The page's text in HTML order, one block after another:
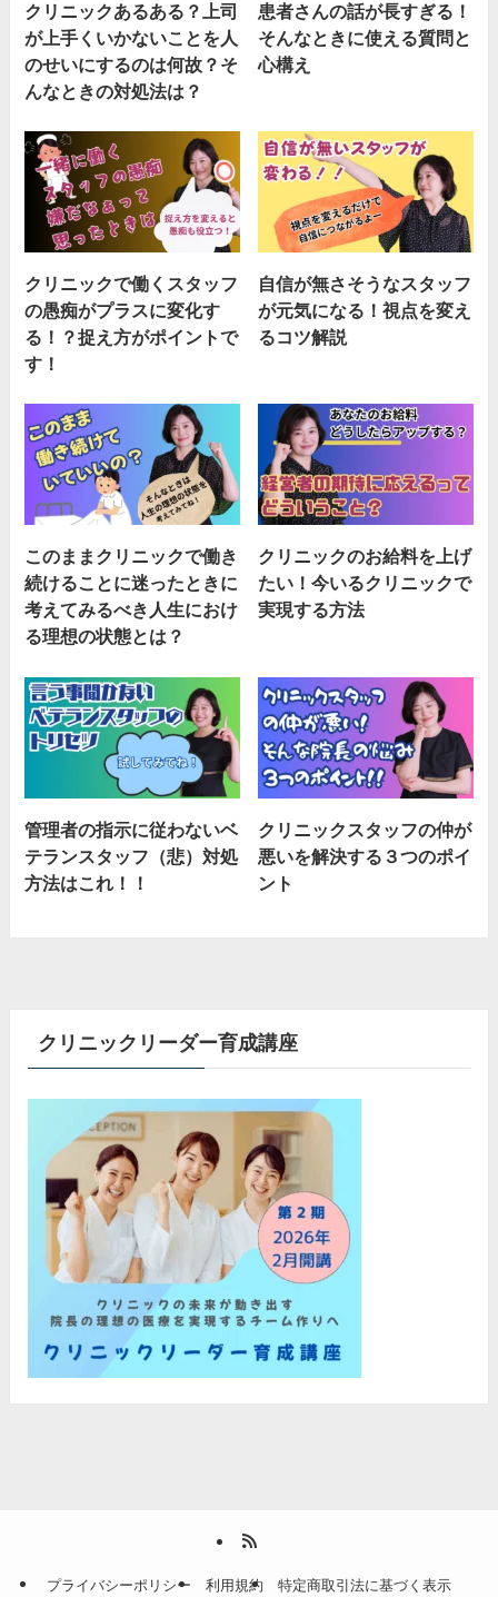
クリニックあるある？上司
が上手くいかないことを人
のせいにするのは何故？そ
んなときの対処法は？
患者さんの話が長すぎる！
そんなときに使える質問と
心構え
クリニックで働くスタッフ
の愚痴がプラスに変化す
る！？捉え方がポイントで
す！
自信が無さそうなスタッフ
が元気になる！視点を変え
るコツ解説
このままクリニックで働き
続けることに迷ったときに
考えてみるべき人生におけ
る理想の状態とは？
クリニックのお給料を上げ
たい！今いるクリニックで
実現する方法
管理者の指示に従わないベ
テランスタッフ（悲）対処
方法はこれ！！
クリニックスタッフの仲が
悪いを解決する３つのポイ
ント
クリニックリーダー育成講座
プライバシーポリシー 利用規約 特定商取引法に基づく表示